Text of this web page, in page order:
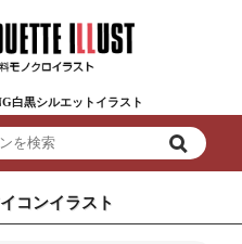
白黒シルエットイラスト
コンイラスト